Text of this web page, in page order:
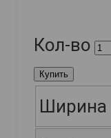
Кол-во
Купить
Ширина